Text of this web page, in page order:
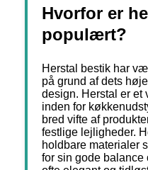
Hvorfor er
populært?
Herstal bestik har
på grund af dets
design. Herstal er
inden for
bred vifte af
festlige lejligheder.
holdbare materialer
for sin gode balance